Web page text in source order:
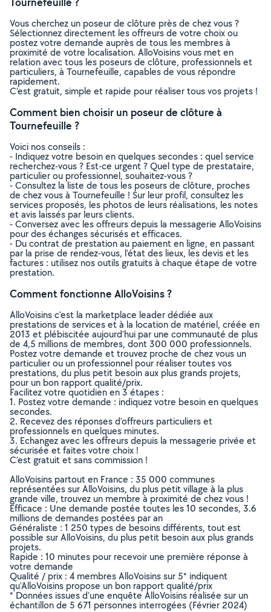
Vous cherchez un poseur de clôture près de chez vous ?
Sélectionnez directement les offreurs de votre choix ou
postez votre demande auprès de tous les membres à
proximité de votre localisation. AlloVoisins vous met en
relation avec tous les poseurs de clôture, professionnels et
particuliers, à Tournefeuille, capables de vous répondre
rapidement.
C’est gratuit, simple et rapide pour réaliser tous vos projets !
Comment bien choisir un poseur de clôture à
Tournefeuille ?
Voici nos conseils :
- Indiquez votre besoin en quelques secondes : quel service
recherchez-vous ? Est-ce urgent ? Quel type de prestataire,
particulier ou professionnel, souhaitez-vous ?
- Consultez la liste de tous les poseurs de clôture, proches
de chez vous à Tournefeuille ! Sur leur profil, consultez les
services proposés, les photos de leurs réalisations, les notes
et avis laissés par leurs clients.
- Conversez avec les offreurs depuis la messagerie AlloVoisins
pour des échanges sécurisés et efficaces.
- Du contrat de prestation au paiement en ligne, en passant
par la prise de rendez-vous, l’état des lieux, les devis et les
factures : utilisez nos outils gratuits à chaque étape de votre
prestation.
Comment fonctionne AlloVoisins ?
AlloVoisins c’est la marketplace leader dédiée aux
prestations de services et à la location de matériel, créée en
2013 et plébiscitée aujourd’hui par une communauté de plus
de 4,5 millions de membres, dont 300 000 professionnels.
Postez votre demande et trouvez proche de chez vous un
particulier ou un professionnel pour réaliser toutes vos
prestations, du plus petit besoin aux plus grands projets,
pour un bon rapport qualité/prix.
Facilitez votre quotidien en 3 étapes :
1. Postez votre demande : indiquez votre besoin en quelques
secondes.
2. Recevez des réponses d’offreurs particuliers et
professionnels en quelques minutes.
3. Echangez avec les offreurs depuis la messagerie privée et
sécurisée et faites votre choix !
C’est gratuit et sans commission !
AlloVoisins partout en France : 35 000 communes
représentées sur AlloVoisins, du plus petit village à la plus
grande ville, trouvez un membre à proximité de chez vous !
Efficace : Une demande postée toutes les 10 secondes, 3.6
millions de demandes postées par an
Généraliste : 1 250 types de besoins différents, tout est
possible sur AlloVoisins, du plus petit besoin aux plus grands
projets.
Rapide : 10 minutes pour recevoir une première réponse à
votre demande
Qualité / prix : 4 membres AlloVoisins sur 5* indiquent
qu’AlloVoisins propose un bon rapport qualité/prix
* Données issues d’une enquête AlloVoisins réalisée sur un
échantillon de 5 671 personnes interrogées (Février 2024)